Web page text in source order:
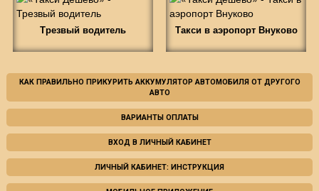
Трезвый водитель Такси в аэропорт Внуково
КАК ПРАВИЛЬНО ПРИКУРИТЬ АККУМУЛЯТОР АВТОМОБИЛЯ ОТ ДРУГОГО
АВТО
ВАРИАНТЫ ОПЛАТЫ
ВХОД В ЛИЧНЫЙ КАБИНЕТ
ЛИЧНЫЙ КАБИНЕТ: ИНСТРУКЦИЯ